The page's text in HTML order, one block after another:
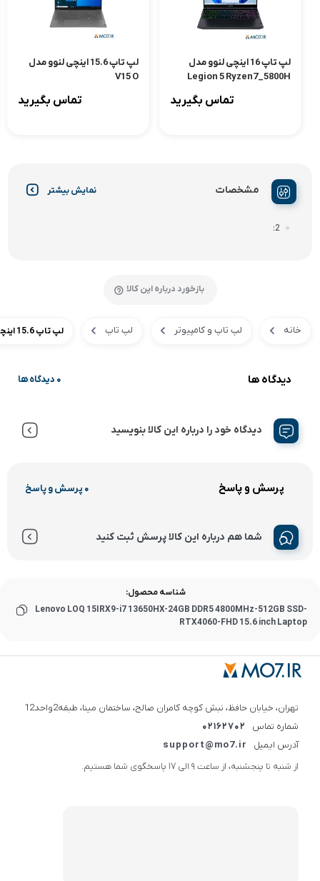
لپ تاپ 16 اینچی لنوو مدل
Legion 5 Ryzen7_5800H
تماس بگیرید
لپ تاپ 15.6 اینچی لنوو مدل
V15 O
تماس بگیرید
مشخصات نمایش بیشتر
2
بازخورد درباره این کالا
خانه لپ تاپ و کامپیوتر لپ تاپ لپ تاپ 15.6 اینچی لنوو مدل LOQ 15IRX9-i7 13650HX-24GB DDR5 4800MHz-512GB SSD-RTX4050-FHD
دیدگاه ها 0 دیدگاه ها
دیدگاه خود را درباره این کالا بنویسید
پرسش و پاسخ 0 پرسش و پاسخ
شما هم درباره این کالا پرسش ثبت کنید
شناسه محصول:
Lenovo LOQ 15IRX9-i7 13650HX-24GB DDR5 4800MHz-512GB SSD-
RTX4060-FHD 15.6 inch Laptop
تهران، خیابان حافظ، نبش کوچه کامران صالح، ساختمان مینا، طبقه2واحد12
شماره تماس
02162702
آدرس ایمیل
support@mo7.ir
از شنبه تا پنجشنبه، از ساعت 9 الی 17 پاسخگوی شما هستیم.